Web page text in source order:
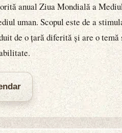
anual Ziua Mondială a
uman. Scopul este de a
de o țară diferită și are o